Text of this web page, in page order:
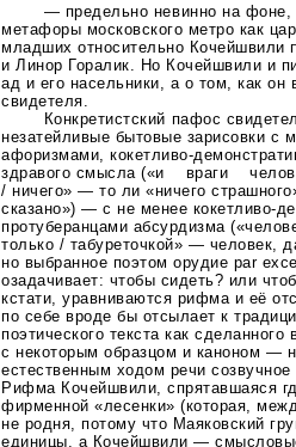
— предельно невинно на фоне,
метафоры московского метро как
младших относительно Кочейшвили
и Линор Горалик. Но Кочейшвили и
ад и его насельники, а о том, как он
свидетеля.
Конкретистский пафос
незатейливые бытовые зарисовки с
афоризмами,кокетливо-
здравого смысла («и враги
/ ничего» — то ли «ничего
сказано») — с не менее кокетливо-
протуберанцами абсурдизма
только / табуреточкой» — человек,
но выбранное поэтом орудие par
озадачивает: чтобы сидеть? или
кстати, уравниваются рифма и её
по себе вроде бы отсылает к
поэтического текста как сделанного
с некоторым образцом и каноном —
естественным ходом речи
Рифма Кочейшвили, спрятавшаяся
фирменной «лесенки» (которая,
не родня, потому что Маяковский
единицы, а Кочейшвили —